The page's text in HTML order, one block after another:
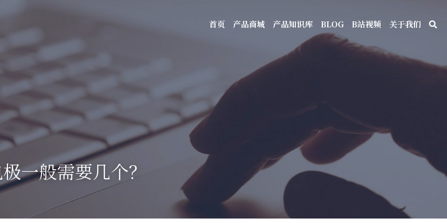
首页 产品商城 产品知识库 BLOG B站视频 关于我们
一般需要几个？